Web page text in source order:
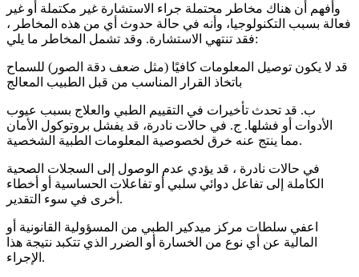
وأفهم أن هناك مخاطر محتملة جراء الاستشارة غير مكتملة أو غير
فعالة بسبب التكنولوجيا، وأنه في حالة حدوث أي من هذه المخاطر ،
فقد تنتهي الاستشارة. وقد تشمل المخاطر ما يلي:
قد لا يكون توصيل المعلومات كافيًا (مثل ضعف دقة الصور) للسماح
باتخاذ القرار المناسب من قبل الطبيب المعالج
ب. قد تحدث تأخيرات في التقييم الطبي والعلاج بسبب عيوب
الأدوات أو فشلها. ج. في حالات نادرة، قد يفشل بروتوكول الأمان
مما ينتج عنه خرق لخصوصية المعلومات الطبية الشخصية.
في حالات نادرة ، قد يؤدي عدم الوصول إلى السجلات الصحية
الكاملة إلى تفاعل دوائي سلبي أو تفاعلات الحساسية أو أخطاء
أخرى في سوء التقدير.
اعفي سلطات مركز ميدكير الطبي من المسؤولية القانونية أو
المالية عن أي نوع من الخسارة أو الضرر الذي تتكبد نتيجة هذا
الإجراء.